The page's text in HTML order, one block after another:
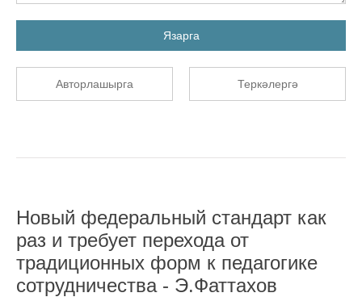
Язарга
Авторлашырга Теркәлергә
Новый федеральный стандарт как
раз и требует перехода от
традиционных форм к педагогике
сотрудничества - Э.Фаттахов